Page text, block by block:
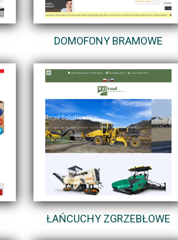
DOMOFONY BRAMOWE
ŁAŃCUCHY ZGRZEBŁOWE